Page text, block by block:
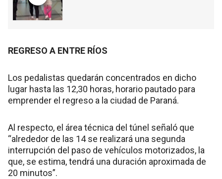
REGRESO A ENTRE RÍOS
Los pedalistas quedarán concentrados en dicho
lugar hasta las 12,30 horas, horario pautado para
emprender el regreso a la ciudad de Paraná.
Al respecto, el área técnica del túnel señaló que
“alrededor de las 14 se realizará una segunda
interrupción del paso de vehículos motorizados, la
que, se estima, tendrá una duración aproximada de
20 minutos”.